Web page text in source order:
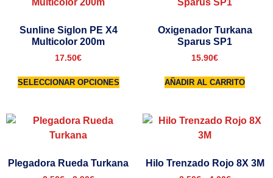
Sunline Siglon PE X4
Multicolor 200m
17.50€
SELECCIONAR OPCIONES
Oxigenador Turkana
Sparus SP1
15.90€
AÑADIR AL CARRITO
Plegadora Rueda Turkana Hilo Trenzado Rojo 8X 3M